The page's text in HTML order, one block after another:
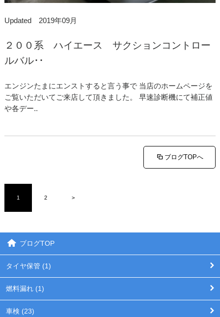
Updated 2019年09月
２００系 ハイエース サクションコントロー
ルバル･･
エンジンたまにエンストすると言う事で 当店のホームページを
ご覧いただいてご来店して頂きました。 早速診断機にて補正値
や各デー..
ブログTOPへ
1 2 >
ブログTOP
タイヤ保管 (1)
燃料漏れ (1)
車検 (23)